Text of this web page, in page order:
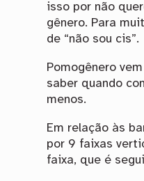
isso por não
gênero. Para
de “não sou cis”.
Pomogênero
saber quando
menos.
Em relação às
por 9 faixas
faixa, que é